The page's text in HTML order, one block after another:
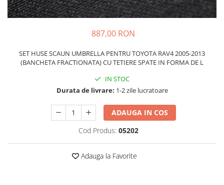
Paravanturi Auto / Deflectoare Aer
Capace Roti
Huse Auto
Covorase Auto/ Presuri Auto
887,00 RON
SET HUSE SCAUN UMBRELLA PENTRU TOYOTA RAV4 2005-2013
(BANCHETA FRACTIONATA) CU TETIERE SPATE IN FORMA DE L
IN STOC
Durata de livrare: 1-2 zile lucratoare
ADAUGA IN COS
Cod Produs: 05202
Adauga la Favorite